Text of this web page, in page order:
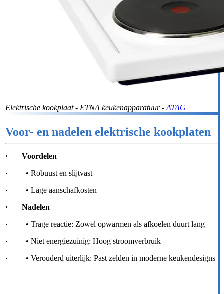
Elektrische kookplaat - ETNA keukenapparatuur - ATAG
Voor- en nadelen elektrische kookplaten
· Voordelen
· • Robuust en slijtvast
· • Lage aanschafkosten
· Nadelen
· • Trage reactie: Zowel opwarmen als afkoelen duurt lang
· • Niet energiezuinig: Hoog stroomverbruik
· • Verouderd uiterlijk: Past zelden in moderne keukendesigns